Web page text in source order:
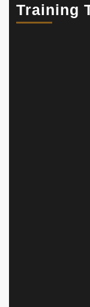
Training